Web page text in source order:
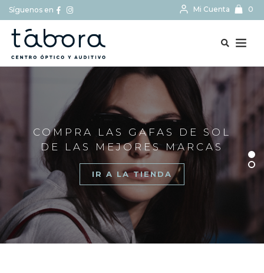
Síguenos en Mi Cuenta 0
COMPRA LAS GAFAS DE SOL
DE LAS MEJORES MARCAS
IR A LA TIENDA